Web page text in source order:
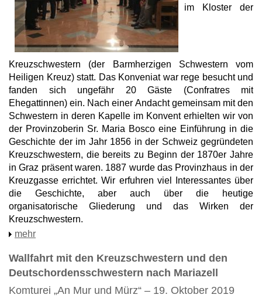
im Kloster der
Kreuzschwestern (der Barmherzigen Schwestern vom
Heiligen Kreuz) statt. Das Konveniat war rege besucht und
fanden sich ungefähr 20 Gäste (Confratres mit
Ehegattinnen) ein. Nach einer Andacht gemeinsam mit den
Schwestern in deren Kapelle im Konvent erhielten wir von
der Provinzoberin Sr. Maria Bosco eine Einführung in die
Geschichte der im Jahr 1856 in der Schweiz gegründeten
Kreuzschwestern, die bereits zu Beginn der 1870er Jahre
in Graz präsent waren. 1887 wurde das Provinzhaus in der
Kreuzgasse errichtet. Wir erfuhren viel Interessantes über
die Geschichte, aber auch über die heutige
organisatorische Gliederung und das Wirken der
Kreuzschwestern.
mehr
Wallfahrt mit den Kreuzschwestern und den
Deutschordensschwestern nach Mariazell
Komturei „An Mur und Mürz“ – 19. Oktober 2019